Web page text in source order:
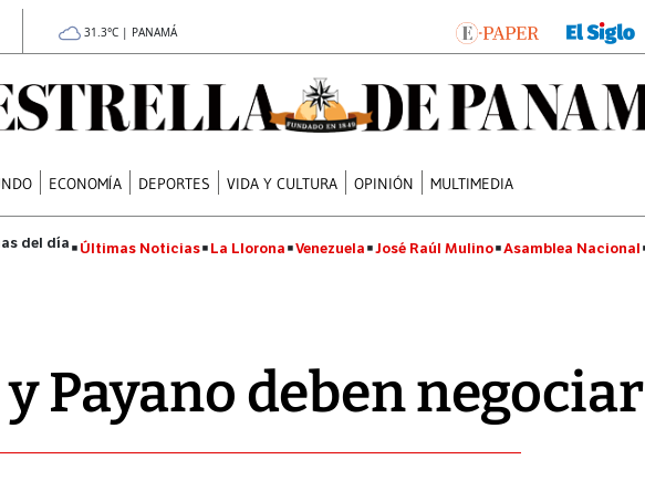
31.3°C | PANAMÁ
ECONOMÍA DEPORTES VIDA Y CULTURA OPINIÓN MULTIMEDIA
Últimas Noticias La Llorona Venezuela José Raúl Mulino Asamblea Nacional
Payano deben negociar